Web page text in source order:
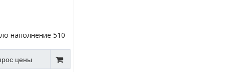
наполнение 510
испаритель
цены